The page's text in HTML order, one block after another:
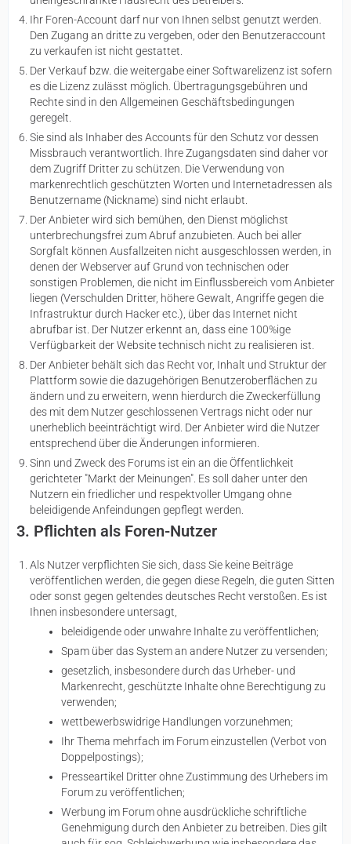
Ihr Foren-Account darf nur von Ihnen selbst genutzt werden.
Den Zugang an dritte zu vergeben, oder den Benutzeraccount
zu verkaufen ist nicht gestattet.
Der Verkauf bzw. die weitergabe einer Softwarelizenz ist sofern
es die Lizenz zulässt möglich. Übertragungsgebühren und
Rechte sind in den Allgemeinen Geschäftsbedingungen
geregelt.
Sie sind als Inhaber des Accounts für den Schutz vor dessen
Missbrauch verantwortlich. Ihre Zugangsdaten sind daher vor
dem Zugriff Dritter zu schützen. Die Verwendung von
markenrechtlich geschützten Worten und Internetadressen als
Benutzername (Nickname) sind nicht erlaubt.
Der Anbieter wird sich bemühen, den Dienst möglichst
unterbrechungsfrei zum Abruf anzubieten. Auch bei aller
Sorgfalt können Ausfallzeiten nicht ausgeschlossen werden, in
denen der Webserver auf Grund von technischen oder
sonstigen Problemen, die nicht im Einflussbereich vom Anbieter
liegen (Verschulden Dritter, höhere Gewalt, Angriffe gegen die
Infrastruktur durch Hacker etc.), über das Internet nicht
abrufbar ist. Der Nutzer erkennt an, dass eine 100%ige
Verfügbarkeit der Website technisch nicht zu realisieren ist.
Der Anbieter behält sich das Recht vor, Inhalt und Struktur der
Plattform sowie die dazugehörigen Benutzeroberflächen zu
ändern und zu erweitern, wenn hierdurch die Zweckerfüllung
des mit dem Nutzer geschlossenen Vertrags nicht oder nur
unerheblich beeinträchtigt wird. Der Anbieter wird die Nutzer
entsprechend über die Änderungen informieren.
Sinn und Zweck des Forums ist ein an die Öffentlichkeit
gerichteter "Markt der Meinungen". Es soll daher unter den
Nutzern ein friedlicher und respektvoller Umgang ohne
beleidigende Anfeindungen gepflegt werden.
3. Pflichten als Foren-Nutzer
Als Nutzer verpflichten Sie sich, dass Sie keine Beiträge
veröffentlichen werden, die gegen diese Regeln, die guten Sitten
oder sonst gegen geltendes deutsches Recht verstoßen. Es ist
Ihnen insbesondere untersagt,
beleidigende oder unwahre Inhalte zu veröffentlichen;
Spam über das System an andere Nutzer zu versenden;
gesetzlich, insbesondere durch das Urheber- und
Markenrecht, geschützte Inhalte ohne Berechtigung zu
verwenden;
wettbewerbswidrige Handlungen vorzunehmen;
Ihr Thema mehrfach im Forum einzustellen (Verbot von
Doppelpostings);
Presseartikel Dritter ohne Zustimmung des Urhebers im
Forum zu veröffentlichen;
Werbung im Forum ohne ausdrückliche schriftliche
Genehmigung durch den Anbieter zu betreiben. Dies gilt